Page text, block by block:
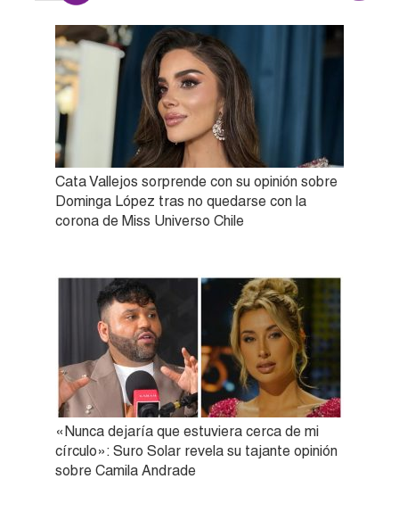
Cata Vallejos sorprende con su opinión sobre
Dominga López tras no quedarse con la
corona de Miss Universo Chile
«Nunca dejaría que estuviera cerca de mi
círculo»: Suro Solar revela su tajante opinión
sobre Camila Andrade